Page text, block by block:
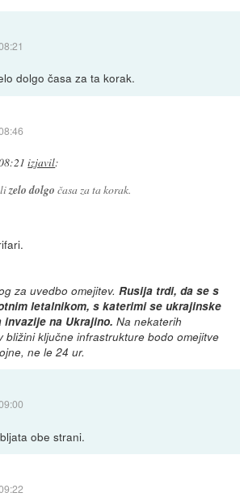
dolgo časa za ta korak.
izjavil:
zelo dolgo časa za ta korak.
za uvedbo omejitev.Rusija trdi, da se s
letalnikom, s katerimi se ukrajinske
na Ukrajino. Na nekaterih
bližini ključne infrastrukture bodo omejitve
ne le 24 ur.
obe strani.